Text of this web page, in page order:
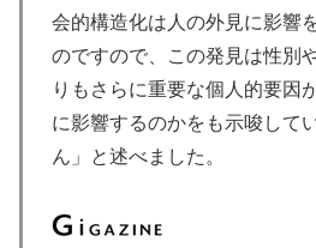
会的構造化は人の外見に影響
のですので、この発見は性別
りもさらに重要な個人的要因
に影響するのかをも示唆して
ん」と述べました。